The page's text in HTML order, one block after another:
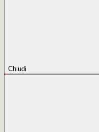
Chiudi